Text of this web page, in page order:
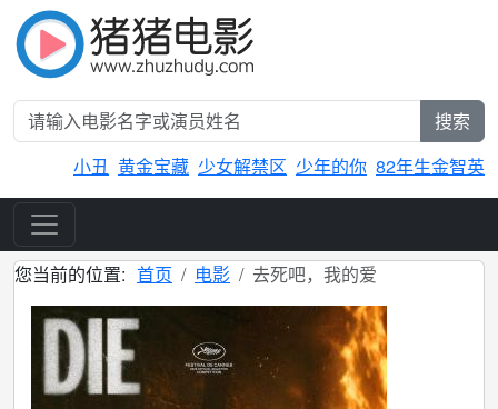
搜索
小丑 黄金宝藏 少女解禁区 少年的你 82年生金智英
您当前的位置: 首页 电影 去死吧，我的爱